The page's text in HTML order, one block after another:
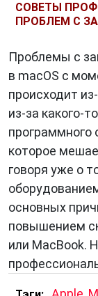
СОВЕТЫ
ПРОБЛЕМ С
Проблемы с
в macOS с
происходит
из-за какого-
программного
которое
говоря уже о
основных
повышением
или MacBook.